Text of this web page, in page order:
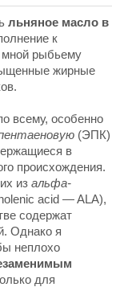
льняное масло в
к
рыбьему
жирные
всему, особенно
(ЭПК)
в
происхождения.
из альфа-
acid — ALA),
содержат
Однако я
неплохо
для